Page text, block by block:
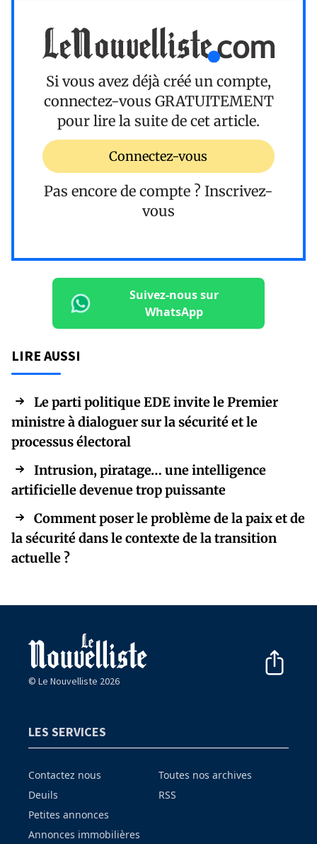
Si vous avez déjà créé un compte,
connectez-vous GRATUITEMENT
pour lire la suite de cet article.
Connectez-vous
Pas encore de compte ? Inscrivez-
vous
Suivez-nous sur
WhatsApp
LIRE AUSSI
Le parti politique EDE invite le Premier
ministre à dialoguer sur la sécurité et le
processus électoral
Intrusion, piratage… une intelligence
artificielle devenue trop puissante
Comment poser le problème de la paix et de
la sécurité dans le contexte de la transition
actuelle ?
© Le Nouvelliste 2026
LES SERVICES
Contactez nous
Deuils
Petites annonces
Annonces immobilières
Toutes nos archives
RSS